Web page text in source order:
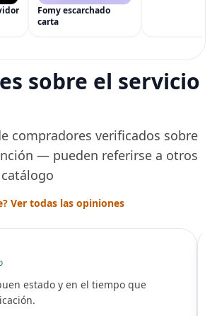
Fomy escarchado
carta
sobre el servicio
compradores verificados sobre
— pueden referirse a otros
Ver todas las opiniones
estado y en el tiempo que